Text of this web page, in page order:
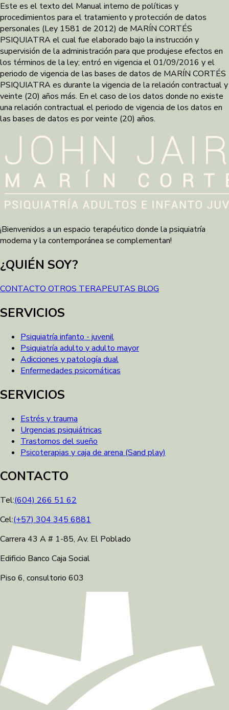
Este es el texto del Manual interno de políticas y
procedimientos para el tratamiento y protección de datos
personales (Ley 1581 de 2012) de MARÍN CORTÉS
PSIQUIATRA el cual fue elaborado bajo la instrucción y
supervisión de la administración para que produjese efectos en
los términos de la ley; entró en vigencia el 01/09/2016 y el
periodo de vigencia de las bases de datos de MARÍN CORTÉS
PSIQUIATRA es durante la vigencia de la relación contractual y
veinte (20) años más. En el caso de los datos donde no existe
una relación contractual el periodo de vigencia de los datos en
las bases de datos es por veinte (20) años.
¡Bienvenidos a un espacio terapéutico donde la psiquiatría
moderna y la contemporánea se complementan!
¿QUIÉN SOY?
CONTACTO OTROS TERAPEUTAS BLOG
SERVICIOS
Psiquiatría infanto - juvenil
Psiquiatría adulto y adulto mayor
Adicciones y patología dual
Enfermedades psicomáticas
SERVICIOS
Estrés y trauma
Urgencias psiquiátricas
Trastornos del sueño
Psicoterapias y caja de arena (Sand play)
CONTACTO
Tel:(604) 266 51 62
Cel:(+57) 304 345 6881
Carrera 43 A # 1-85, Av. El Poblado
Edificio Banco Caja Social
Piso 6, consultorio 603